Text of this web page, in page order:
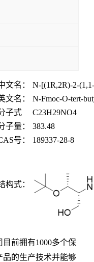
文名：
N-[(1R,2R)-2-(1,1-
文名：
N-Fmoc-O-tert-
子式
C23H29NO4
子量：
383.48
号： 189337-28-8
构式：
前拥有1000多个保
品的生产技术并能够